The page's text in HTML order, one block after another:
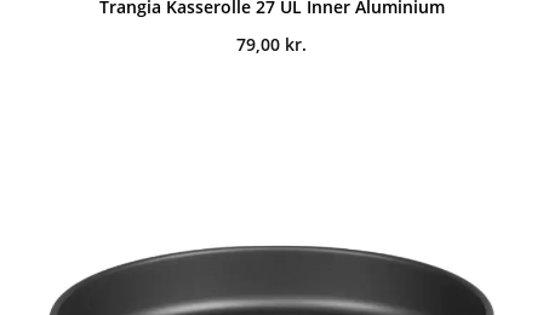
Trangia Kasserolle 27 UL Inner Aluminium
79,00 kr.